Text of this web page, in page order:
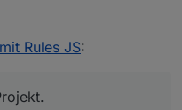
Rules JS: